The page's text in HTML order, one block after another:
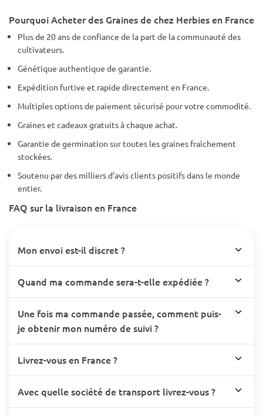
Pourquoi Acheter des Graines de chez Herbies en France
Plus de 20 ans de confiance de la part de la communauté des
cultivateurs.
Génétique authentique de garantie.
Expédition furtive et rapide directement en France.
Multiples options de paiement sécurisé pour votre commodité.
Graines et cadeaux gratuits à chaque achat.
Garantie de germination sur toutes les graines fraîchement
stockées.
Soutenu par des milliers d'avis clients positifs dans le monde
entier.
FAQ sur la livraison en France
Mon envoi est-il discret ?
Quand ma commande sera-t-elle expédiée ?
Une fois ma commande passée, comment puis-
je obtenir mon numéro de suivi ?
Livrez-vous en France ?
Avec quelle société de transport livrez-vous ?